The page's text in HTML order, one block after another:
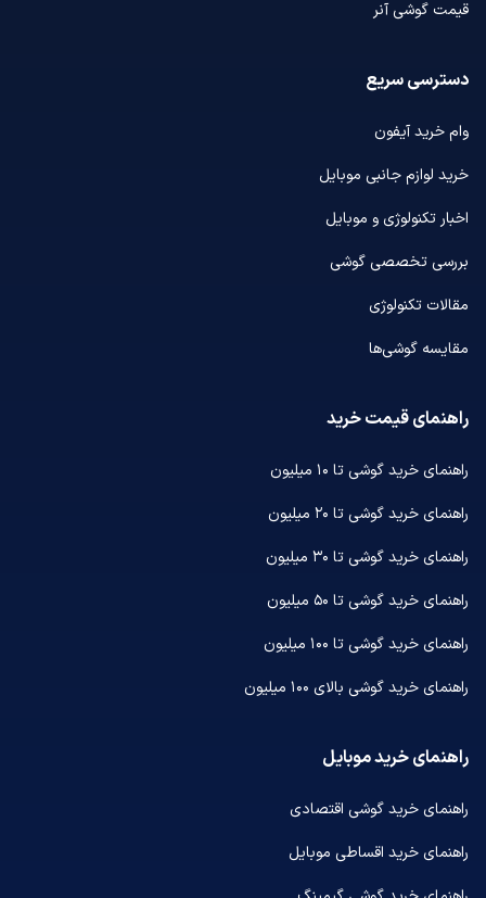
قیمت گوشی آنر
دسترسی سریع
وام خرید آیفون
خرید لوازم جانبی موبایل
اخبار تکنولوژی و موبایل
بررسی تخصصی گوشی
مقالات تکنولوژی
مقایسه گوشی‌ها
راهنمای قیمت خرید
راهنمای خرید گوشی تا ۱۰ میلیون
راهنمای خرید گوشی تا ۲۰ میلیون
راهنمای خرید گوشی تا ۳۰ میلیون
راهنمای خرید گوشی تا ۵۰ میلیون
راهنمای خرید گوشی تا ۱۰۰ میلیون
راهنمای خرید گوشی بالای ۱۰۰ میلیون
راهنمای خرید موبایل
راهنمای خرید گوشی اقتصادی
راهنمای خرید اقساطی موبایل